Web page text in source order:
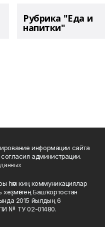
Рубрика "Еда и
напитки"
информации сайта
администрации.
һәм киң коммуникациялар
хеҙмәттең Башҡортостан
2015 йылдың 6
ПИ № ТУ 02-01480.